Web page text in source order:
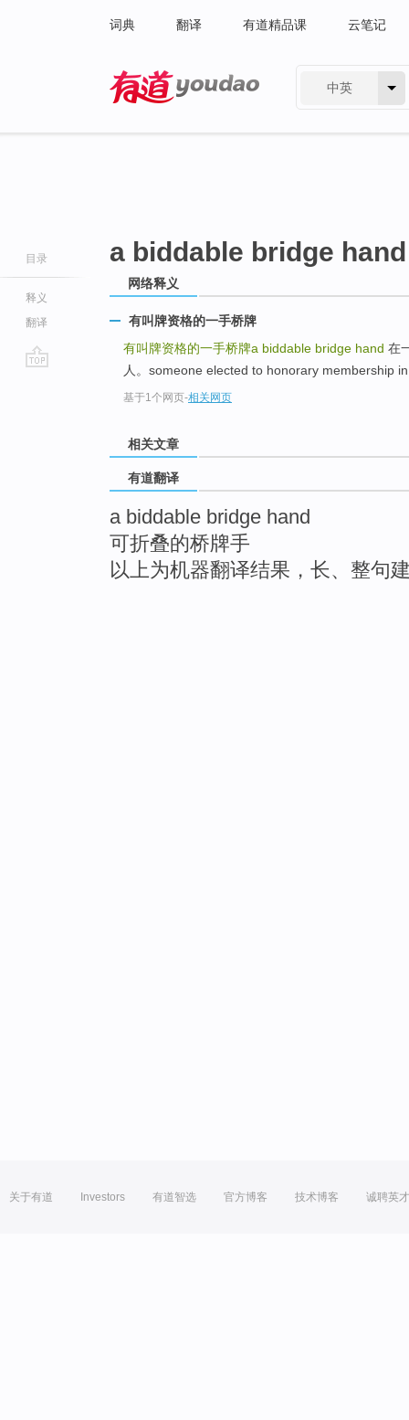
词典 翻译 有道精品课 云笔记
中英
目录
释义
翻译
a biddable bridge hand
网络释义
有叫牌资格的一手桥牌
有叫牌资格的一手桥牌a biddable bridge hand 在
人。someone elected to honorary membership
基于1个网页-相关网页
相关文章
有道翻译
a biddable bridge hand
可折叠的桥牌手
以上为机器翻译结果，长、整句
关于有道 Investors 有道智选 官方博客 技术博客 诚聘英才